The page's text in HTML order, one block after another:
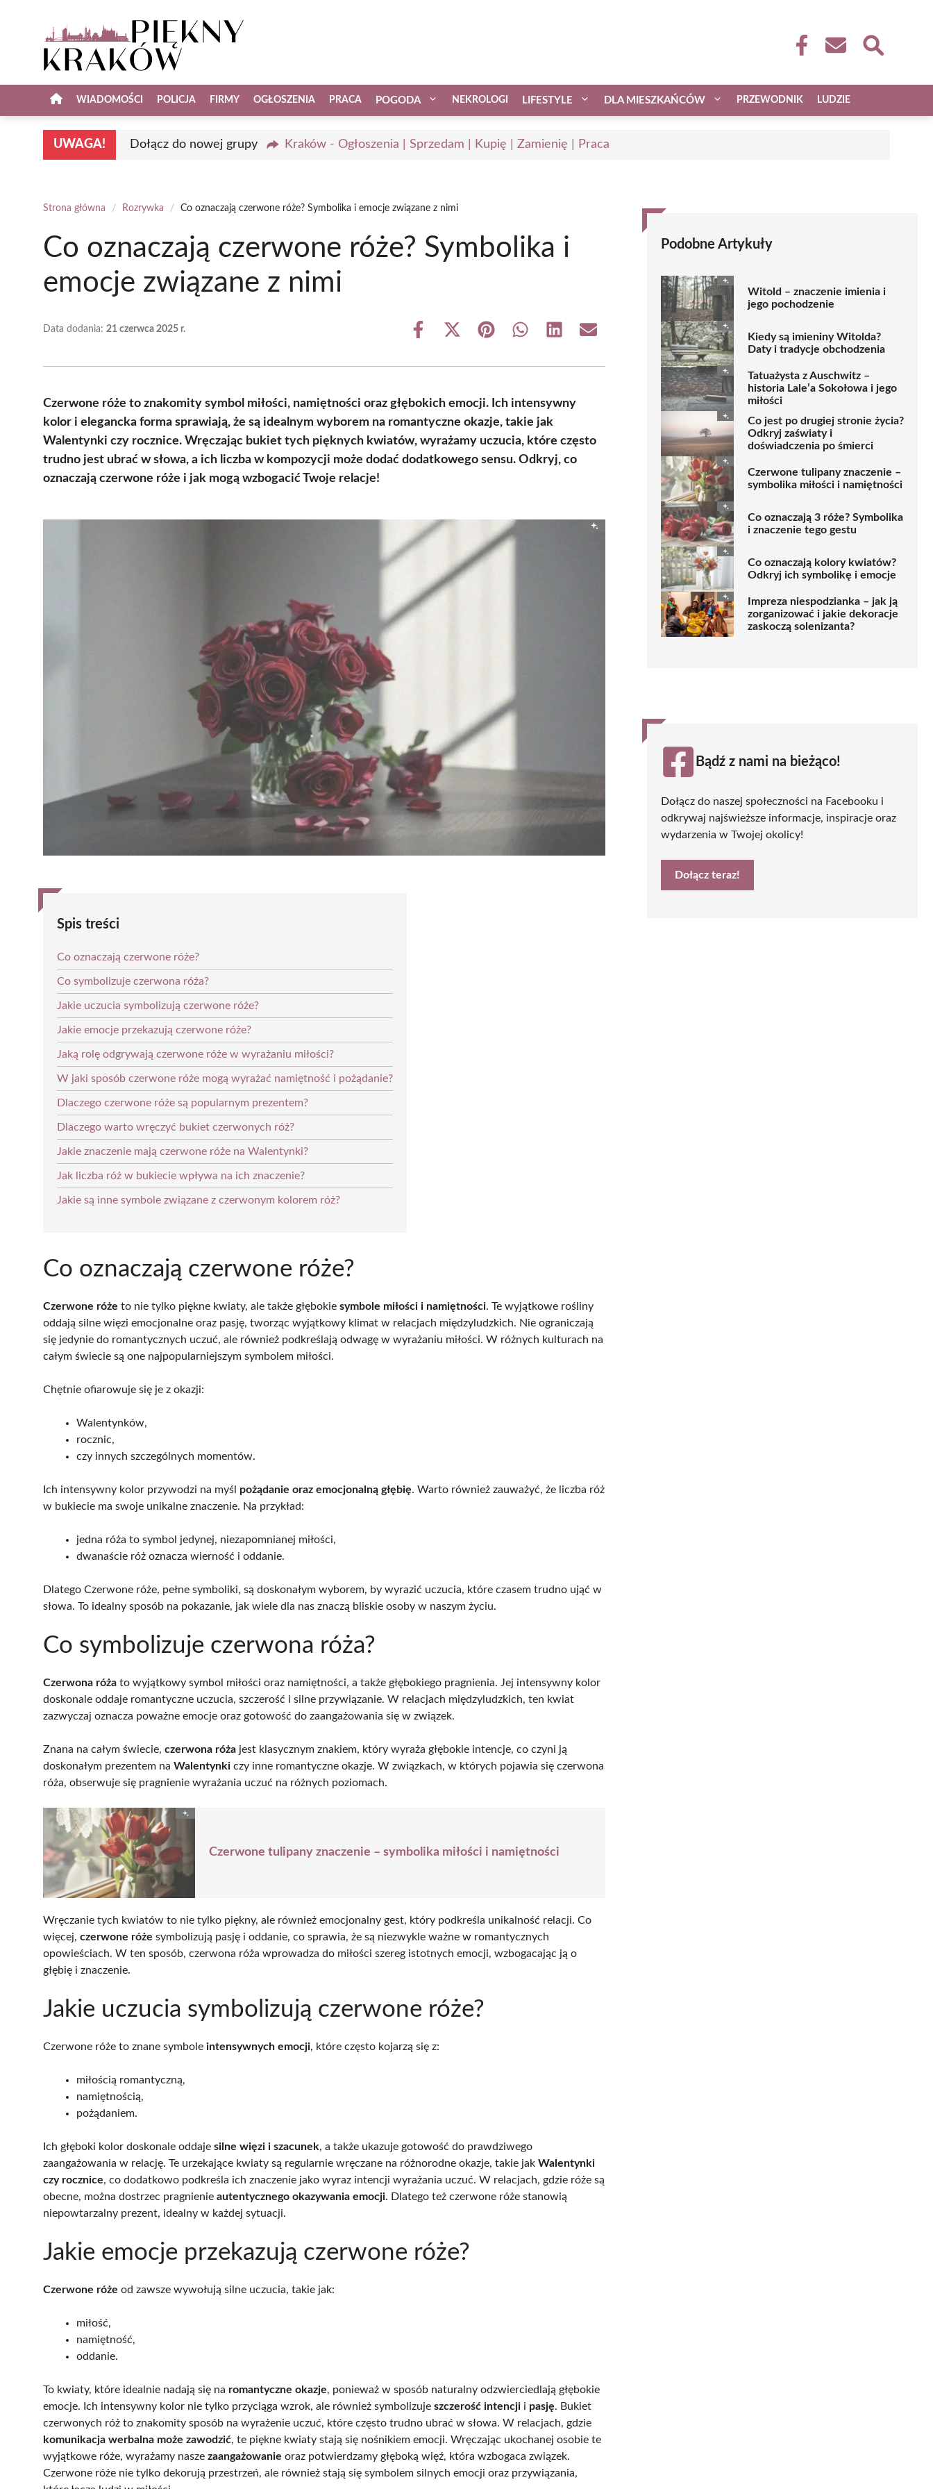
WIADOMOŚCI POLICJA FIRMY OGŁOSZENIA PRACA POGODA NEKROLOGI LIFESTYLE DLA MIESZKAŃCÓW PRZEWODNIK LUDZIE
UWAGA! Dołącz do nowej grupy Kraków - Ogłoszenia | Sprzedam | Kupię | Zamienię | Praca
Strona główna / Rozrywka / Co oznaczają czerwone róże? Symbolika i emocje związane z nimi
Co oznaczają czerwone róże? Symbolika i
emocje związane z nimi
Data dodania: 21 czerwca 2025 r.
Share
Share
(Twitter)
Share Share Share Share
Czerwone róże to znakomity symbol miłości, namiętności oraz głębokich emocji. Ich intensywny
kolor i elegancka forma sprawiają, że są idealnym wyborem na romantyczne okazje, takie jak
Walentynki czy rocznice. Wręczając bukiet tych pięknych kwiatów, wyrażamy uczucia, które często
trudno jest ubrać w słowa, a ich liczba w kompozycji może dodać dodatkowego sensu. Odkryj, co
oznaczają czerwone róże i jak mogą wzbogacić Twoje relacje!
Spis treści
Co oznaczają czerwone róże?
Co symbolizuje czerwona róża?
Jakie uczucia symbolizują czerwone róże?
Jakie emocje przekazują czerwone róże?
Jaką rolę odgrywają czerwone róże w wyrażaniu miłości?
W jaki sposób czerwone róże mogą wyrażać namiętność i pożądanie?
Dlaczego czerwone róże są popularnym prezentem?
Dlaczego warto wręczyć bukiet czerwonych róż?
Jakie znaczenie mają czerwone róże na Walentynki?
Jak liczba róż w bukiecie wpływa na ich znaczenie?
Jakie są inne symbole związane z czerwonym kolorem róż?
Co oznaczają czerwone róże?
Czerwone róże to nie tylko piękne kwiaty, ale także głębokie symbole miłości i namiętności. Te wyjątkowe rośliny
oddają silne więzi emocjonalne oraz pasję, tworząc wyjątkowy klimat w relacjach międzyludzkich. Nie ograniczają
się jedynie do romantycznych uczuć, ale również podkreślają odwagę w wyrażaniu miłości. W różnych kulturach na
całym świecie są one najpopularniejszym symbolem miłości.
Chętnie ofiarowuje się je z okazji:
Walentynków,
rocznic,
czy innych szczególnych momentów.
Ich intensywny kolor przywodzi na myśl pożądanie oraz emocjonalną głębię. Warto również zauważyć, że liczba róż
w bukiecie ma swoje unikalne znaczenie. Na przykład:
jedna róża to symbol jedynej, niezapomnianej miłości,
dwanaście róż oznacza wierność i oddanie.
Dlatego Czerwone róże, pełne symboliki, są doskonałym wyborem, by wyrazić uczucia, które czasem trudno ująć w
słowa. To idealny sposób na pokazanie, jak wiele dla nas znaczą bliskie osoby w naszym życiu.
Co symbolizuje czerwona róża?
Czerwona róża to wyjątkowy symbol miłości oraz namiętności, a także głębokiego pragnienia. Jej intensywny kolor
doskonale oddaje romantyczne uczucia, szczerość i silne przywiązanie. W relacjach międzyludzkich, ten kwiat
zazwyczaj oznacza poważne emocje oraz gotowość do zaangażowania się w związek.
Znana na całym świecie, czerwona róża jest klasycznym znakiem, który wyraża głębokie intencje, co czyni ją
doskonałym prezentem na Walentynki czy inne romantyczne okazje. W związkach, w których pojawia się czerwona
róża, obserwuje się pragnienie wyrażania uczuć na różnych poziomach.
Czerwone tulipany znaczenie – symbolika miłości i namiętności
Wręczanie tych kwiatów to nie tylko piękny, ale również emocjonalny gest, który podkreśla unikalność relacji. Co
więcej, czerwone róże symbolizują pasję i oddanie, co sprawia, że są niezwykle ważne w romantycznych
opowieściach. W ten sposób, czerwona róża wprowadza do miłości szereg istotnych emocji, wzbogacając ją o
głębię i znaczenie.
Jakie uczucia symbolizują czerwone róże?
Czerwone róże to znane symbole intensywnych emocji, które często kojarzą się z:
miłością romantyczną,
namiętnością,
pożądaniem.
Ich głęboki kolor doskonale oddaje silne więzi i szacunek, a także ukazuje gotowość do prawdziwego
zaangażowania w relację. Te urzekające kwiaty są regularnie wręczane na różnorodne okazje, takie jak Walentynki
czy rocznice, co dodatkowo podkreśla ich znaczenie jako wyraz intencji wyrażania uczuć. W relacjach, gdzie róże są
obecne, można dostrzec pragnienie autentycznego okazywania emocji. Dlatego też czerwone róże stanowią
niepowtarzalny prezent, idealny w każdej sytuacji.
Jakie emocje przekazują czerwone róże?
Czerwone róże od zawsze wywołują silne uczucia, takie jak:
miłość,
namiętność,
oddanie.
To kwiaty, które idealnie nadają się na romantyczne okazje, ponieważ w sposób naturalny odzwierciedlają głębokie
emocje. Ich intensywny kolor nie tylko przyciąga wzrok, ale również symbolizuje szczerość intencji i pasję. Bukiet
czerwonych róż to znakomity sposób na wyrażenie uczuć, które często trudno ubrać w słowa. W relacjach, gdzie
komunikacja werbalna może zawodzić, te piękne kwiaty stają się nośnikiem emocji. Wręczając ukochanej osobie te
wyjątkowe róże, wyrażamy nasze zaangażowanie oraz potwierdzamy głęboką więź, która wzbogaca związek.
Czerwone róże nie tylko dekorują przestrzeń, ale również stają się symbolem silnych emocji oraz przywiązania,
Podobne Artykuły
Witold – znaczenie imienia i
jego pochodzenie
Kiedy są imieniny Witolda?
Daty i tradycje obchodzenia
Tatuażysta z Auschwitz –
historia Lale’a Sokołowa i jego
miłości
Co jest po drugiej stronie życia?
Odkryj zaświaty i
doświadczenia po śmierci
Czerwone tulipany znaczenie –
symbolika miłości i namiętności
Co oznaczają 3 róże? Symbolika
i znaczenie tego gestu
Co oznaczają kolory kwiatów?
Odkryj ich symbolikę i emocje
Impreza niespodzianka – jak ją
zorganizować i jakie dekoracje
zaskoczą solenizanta?
Bądź z nami na bieżąco!
Dołącz do naszej społeczności na Facebooku i
odkrywaj najświeższe informacje, inspiracje oraz
wydarzenia w Twojej okolicy!
Dołącz teraz!